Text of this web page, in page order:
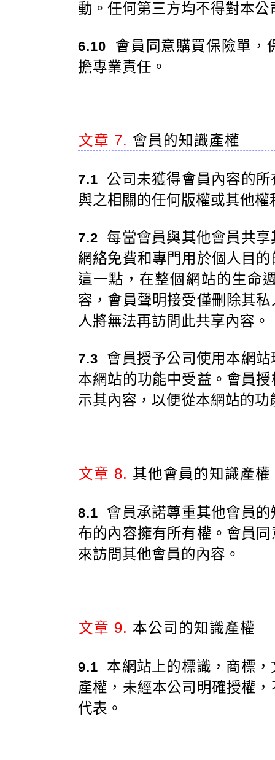
動。任何第三方均不得對本公
6.10 會員同意購買保險單，
擔專業責任。
文章 7. 會員的知識產權
7.1 公司未獲得會員內容的
與之相關的任何版權或其他權
7.2 每當會員與其他會員共
網絡免費和專門用於個人目
這一點，在整個網站的生命
容，會員聲明接受僅刪除其
人將無法再訪問此共享內容。
7.3 會員授予公司使用本網
本網站的功能中受益。會員
示其內容，以便從本網站的功
文章 8. 其他會員的知識產權
8.1 會員承諾尊重其他會員
布的內容擁有所有權。會員
來訪問其他會員的內容。
文章 9. 本公司的知識產權
9.1 本網站上的標識，商標
產權，未經本公司明確授權
代表。